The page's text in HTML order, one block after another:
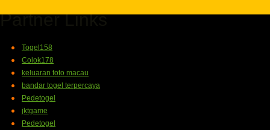
Partner Links
Togel158
Colok178
keluaran toto macau
bandar togel terpercaya
Pedetogel
jktgame
Pedetogel